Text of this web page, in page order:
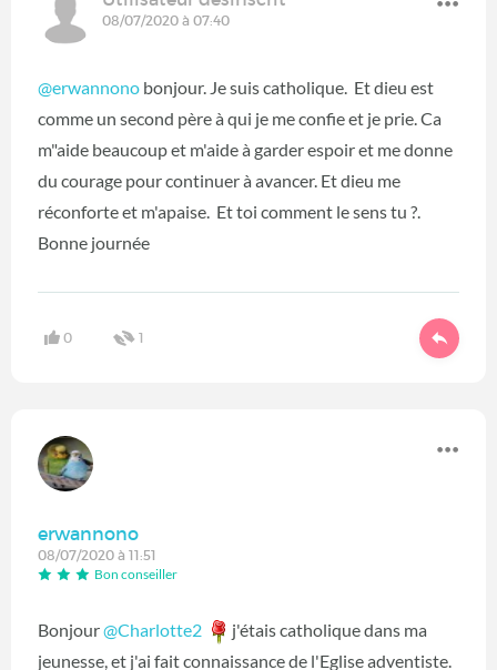
08/07/2020 à 07:40
@erwannono bonjour. Je suis catholique. Et dieu est
comme un second père à qui je me confie et je prie. Ca
m"aide beaucoup et m'aide à garder espoir et me donne
du courage pour continuer à avancer. Et dieu me
réconforte et m'apaise. Et toi comment le sens tu ?.
Bonne journée
0 1
erwannono
08/07/2020 à 11:51
Bon conseiller
Bonjour@Charlotte2
j'étais catholique dans ma
jeunesse, et j'ai fait connaissance de l'Eglise adventiste.